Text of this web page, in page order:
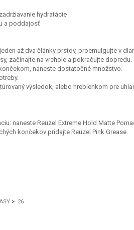
hydratácie
a poddajosť
až dva články prstov, proemulgujte v
začínajte na vrchole a pokračujte dopredu.
naneste dostatočné množstvo.
výsledok, alebo hrebienkom pre
naneste Reuzel Extreme Hold Matte
končekov pridajte Reuzel Pink Grease.
> 26